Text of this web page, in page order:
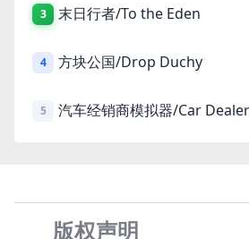
3 末日行者/To the Eden
4 方块公国/Drop Duchy
5 汽车经销商模拟器/Car
版权声明